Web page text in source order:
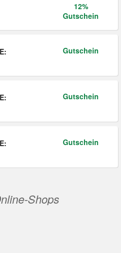
12%
Gutschein
Gutschein
Gutschein
Gutschein
Shops